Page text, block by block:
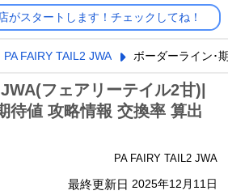
がスタートします！チェックしてね！
PA FAIRY TAIL2 JWA ボーダーライン･
フェアリーテイル2甘)|
待値 攻略情報 交換率 算出
PA FAIRY TAIL2 JWA
最終更新日 2025年12月11日